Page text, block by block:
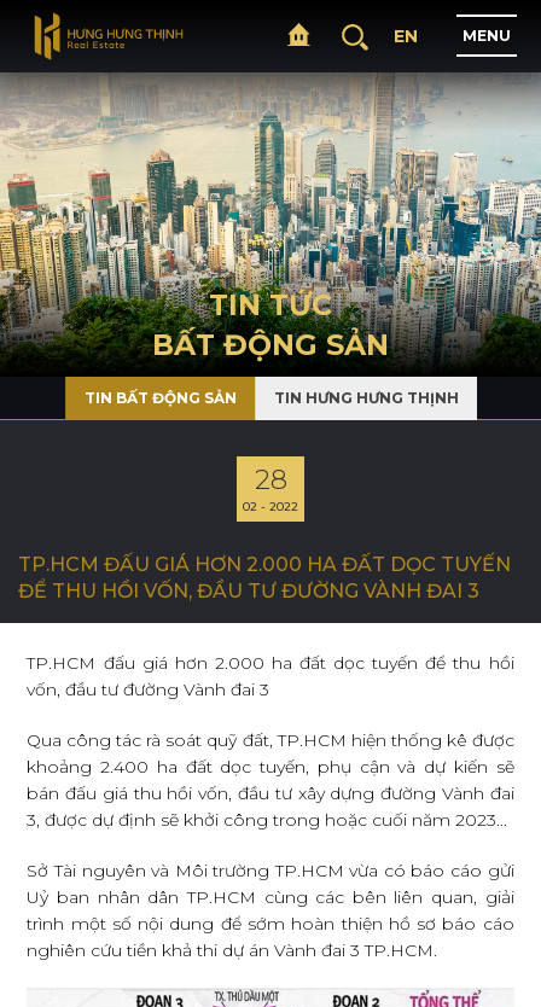
TRANG CHỦ
GIỚI THIỆU
D Ự Á N
C HOẠ
IN TỨ
CƠ HỘI NGHỀ NGHIỆP
LIÊN
EN MENU
TIN TỨC
BẤT ĐỘNG SẢN
TIN BẤT ĐỘNG SẢN TIN HƯNG HƯNG THỊNH
28
02 - 2022
TP.HCM ĐẤU GIÁ HƠN 2.000 HA ĐẤT DỌC TUYẾN
ĐỂ THU HỒI VỐN, ĐẦU TƯ ĐƯỜNG VÀNH ĐAI 3
TP.HCM đấu giá hơn 2.000 ha đất dọc tuyến để thu hồi
vốn, đầu tư đường Vành đai 3
Qua công tác rà soát quỹ đất, TP.HCM hiện thống kê được
khoảng 2.400 ha đất dọc tuyến, phụ cận và dự kiến sẽ
bán đấu giá thu hồi vốn, đầu tư xây dựng đường Vành đai
3, được dự định sẽ khởi công trong hoặc cuối năm 2023...
Sở Tài nguyên và Môi trường TP.HCM vừa có báo cáo gửi
Uỷ ban nhân dân TP.HCM cùng các bên liên quan, giải
trình một số nội dung để sớm hoàn thiện hồ sơ báo cáo
nghiên cứu tiền khả thi dự án Vành đai 3 TP.HCM.